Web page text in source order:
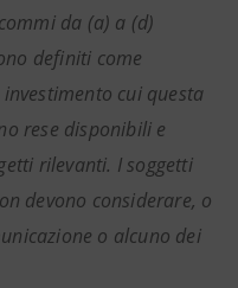
da (a) a (d)
definiti come
cui questa
rese disponibili e
rilevanti. I soggetti
devono considerare, o
o alcuno dei